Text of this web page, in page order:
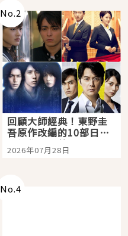
No.2
回顧大師經典！東野圭
吾原作改編的10部日本
影視作品推薦
2026年07月28日
No.4